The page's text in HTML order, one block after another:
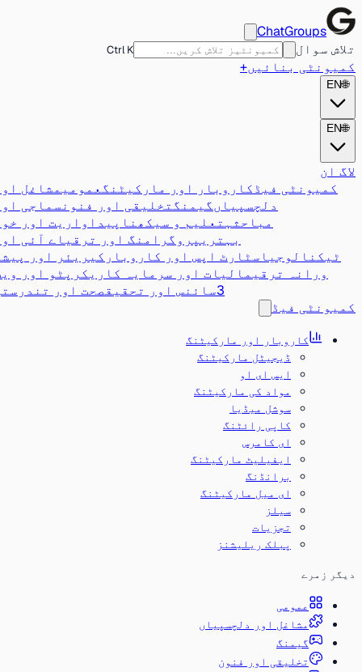
ChatGroups
تلاش سوال
Ctrl K
کمیونٹی بنائیں+
🌐
EN
🌐
EN
لاگ ان
کمیونٹی فیڈکاروبار اور مارکیٹنگعمومیمشاغل اور
دلچسپیاں گیمنگتخلیقی اور فنون سماجی اور
مباحثہتعلیم و سیکھناپیداواریت اور خود
بہتری پروگرامنگ اور ترقیاے آئی اور
ٹیکنالوجیاسٹارٹ اپس اور کاروبار کیریئر اور پیشہ
ورانہ ترقیمالیات اور سرمایہ کاری کرپٹو اور ویب
3سائنس اور تحقیقصحت اور تندرستی
کمیونٹی فیڈ
کاروبار اور مارکیٹنگ
ڈیجیٹل مارکیٹنگ
ایس ای او
مواد کی مارکیٹنگ
سوشل میڈیا
کاپی رائٹنگ
ای کامرس
ایفیلیٹ مارکیٹنگ
برانڈنگ
ای میل مارکیٹنگ
سیلز
تجزیات
پبلک ریلیشنز
دیگر زمرے
عمومی
مشاغل اور دلچسپیاں
گیمنگ
تخلیقی اور فنون